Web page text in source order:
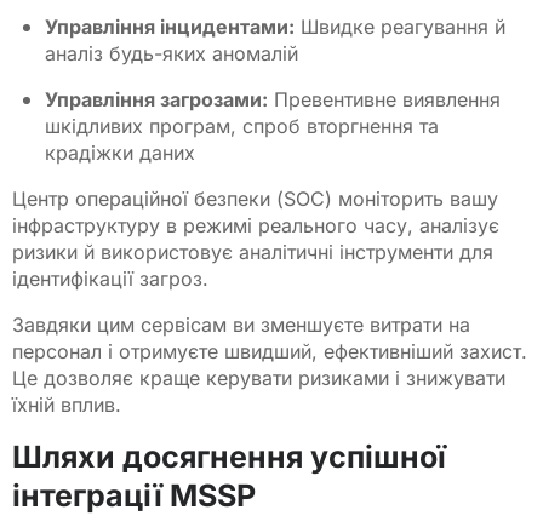
Управління інцидентами: Швидке реагування й
аналіз будь-яких аномалій
Управління загрозами: Превентивне виявлення
шкідливих програм, спроб вторгнення та
крадіжки даних
Центр операційної безпеки (SOC) моніторить вашу
інфраструктуру в режимі реального часу, аналізує
ризики й використовує аналітичні інструменти для
ідентифікації загроз.
Завдяки цим сервісам ви зменшуєте витрати на
персонал і отримуєте швидший, ефективніший захист.
Це дозволяє краще керувати ризиками і знижувати
їхній вплив.
Шляхи досягнення успішної
інтеграції MSSP